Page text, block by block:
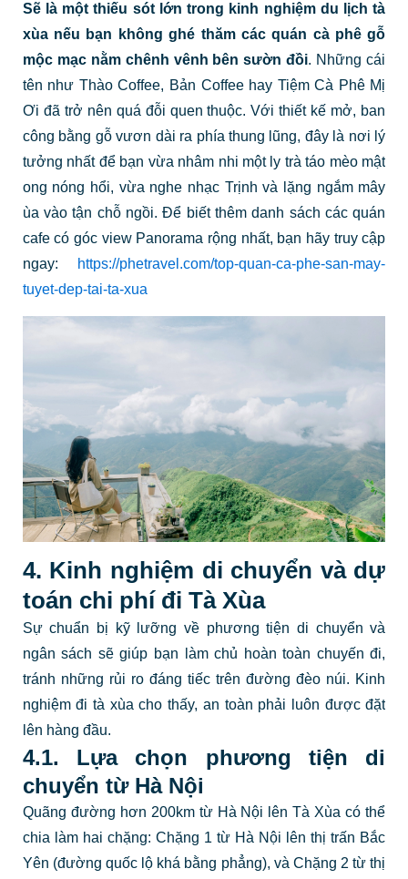
Sẽ là một thiếu sót lớn trong kinh nghiệm du lịch tà
xùa nếu bạn không ghé thăm các quán cà phê gỗ
mộc mạc nằm chênh vênh bên sườn đồi. Những cái
tên như Thào Coffee, Bản Coffee hay Tiệm Cà Phê Mị
Ơi đã trở nên quá đỗi quen thuộc. Với thiết kế mở, ban
công bằng gỗ vươn dài ra phía thung lũng, đây là nơi lý
tưởng nhất để bạn vừa nhâm nhi một ly trà táo mèo mật
ong nóng hổi, vừa nghe nhạc Trịnh và lặng ngắm mây
ùa vào tận chỗ ngồi. Để biết thêm danh sách các quán
cafe có góc view Panorama rộng nhất, bạn hãy truy cập
ngay: https://phetravel.com/top-quan-ca-phe-san-may-
tuyet-dep-tai-ta-xua
4. Kinh nghiệm di chuyển và dự
toán chi phí đi Tà Xùa
Sự chuẩn bị kỹ lưỡng về phương tiện di chuyển và
ngân sách sẽ giúp bạn làm chủ hoàn toàn chuyến đi,
tránh những rủi ro đáng tiếc trên đường đèo núi. Kinh
nghiệm đi tà xùa cho thấy, an toàn phải luôn được đặt
lên hàng đầu.
4.1. Lựa chọn phương tiện di
chuyển từ Hà Nội
Quãng đường hơn 200km từ Hà Nội lên Tà Xùa có thể
chia làm hai chặng: Chặng 1 từ Hà Nội lên thị trấn Bắc
Yên (đường quốc lộ khá bằng phẳng), và Chặng 2 từ thị